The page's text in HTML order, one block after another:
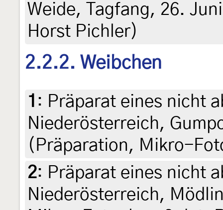
Weide, Tagfang, 26.
Horst Pichler)
2.2.2. Weibchen
1 : Präparat eines nicht
Niederösterreich,
(Präparation, Mikro-
2: Präparat eines nicht
Niederösterreich,